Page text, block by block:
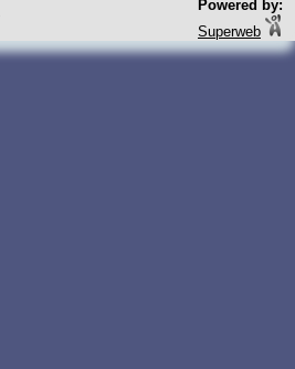
Powered by:
Superweb